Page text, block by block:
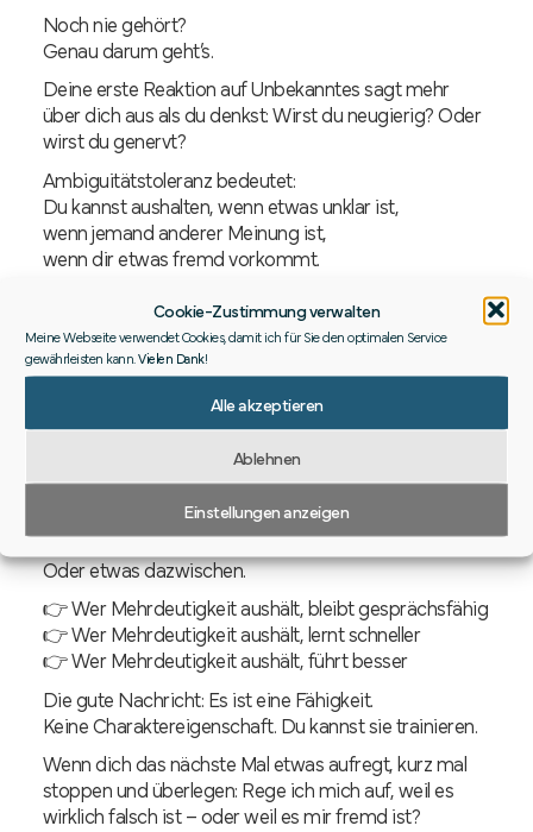
Cookie-Zustimmung verwalten
Meine Webseite verwendet Cookies, damit ich für Sie den optimalen Service
gewährleisten kann. Vielen Dank!
Alle akzeptieren
Ablehnen
Einstellungen anzeigen
Noch nie gehört?
Genau darum geht’s.
Deine erste Reaktion auf Unbekanntes sagt mehr
über dich aus als du denkst: Wirst du neugierig? Oder
wirst du genervt?
Ambiguitätstoleranz bedeutet:
Du kannst aushalten, wenn etwas unklar ist,
wenn jemand anderer Meinung ist,
wenn dir etwas fremd vorkommt.
Ohne aggressiv zu werden.
Klingt simpel. Ist es aber nicht.
Wir leben in einer Zeit, in der gefühlt alles eindeutig
sein muss.
Schwarz oder weiß. Richtig oder falsch. Mit mir oder
gegen mich.
Dabei ist die Realität fast immer beides.
Oder keines von beiden.
Oder etwas dazwischen.
👉 Wer Mehrdeutigkeit aushält, bleibt gesprächsfähig
👉 Wer Mehrdeutigkeit aushält, lernt schneller
👉 Wer Mehrdeutigkeit aushält, führt besser
Die gute Nachricht: Es ist eine Fähigkeit.
Keine Charaktereigenschaft. Du kannst sie trainieren.
Wenn dich das nächste Mal etwas aufregt, kurz mal
stoppen und überlegen: Rege ich mich auf, weil es
wirklich falsch ist – oder weil es mir fremd ist?